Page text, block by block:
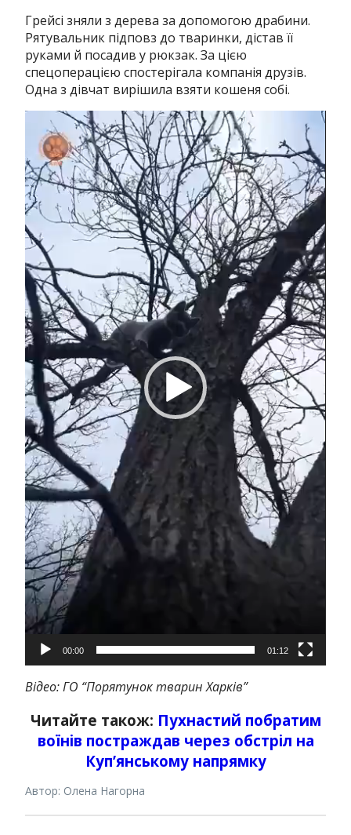
Грейсі зняли з дерева за допомогою драбини.
Рятувальник підповз до тваринки, дістав її
руками й посадив у рюкзак.За цією
спецоперацією спостерігала компанія друзів.
Одна з дівчат вирішила взяти кошеня собі.
Відеопрогравач
00:00 01:12
Відео: ГО “Порятунок тварин Харків”
Читайте також: Пухнастий побратим
воїнів постраждав через обстріл на
Куп’янському напрямку
Автор: Олена Нагорна